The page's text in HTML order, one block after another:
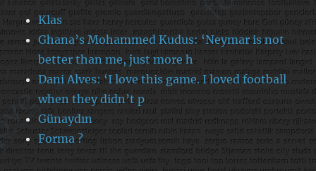
Klas
Ghana’s Mohammed Kudus: ‘Neymar is not
better than me, just more h
Dani Alves: ‘I love this game. I loved football
when they didn’t p
Günaydın
Forma ?